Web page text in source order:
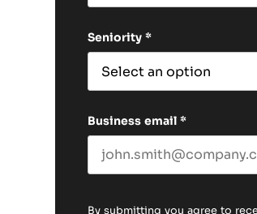
Seniority *
Business email *
By submitting you agree to